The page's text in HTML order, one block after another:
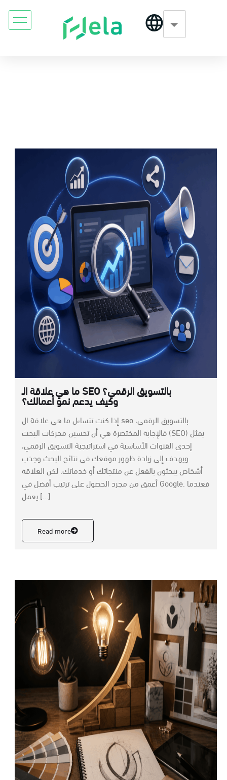
ما هي علاقة الـ SEO بالتسويق الرقمي؟
وكيف يدعم نمو أعمالك؟
إذا كنت تتساءل ما هي علاقة ال seo بالتسويق الرقمي،
فالإجابة المختصرة هي أن تحسين محركات البحث (SEO) يمثل
إحدى القنوات الأساسية في استراتيجية التسويق الرقمي،
ويهدف إلى زيادة ظهور موقعك في نتائج البحث وجذب
أشخاص يبحثون بالفعل عن منتجاتك أو خدماتك. لكن العلاقة
أعمق من مجرد الحصول على ترتيب أفضل في Google. فعندما
يعمل […]
Read more